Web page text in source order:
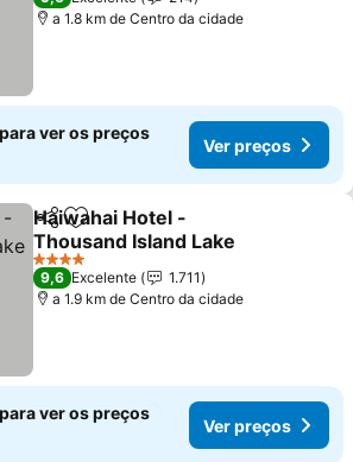
a 1.8 km de Centro da cidade
ver os preços
Ver preços
PartilharAdicionar aos favoritos
Haiwahai Hotel -
Thousand Island Lake
4 Estrelas
9,6 Excelente
1.711
a 1.9 km de Centro da cidade
ver os preços
Ver preços